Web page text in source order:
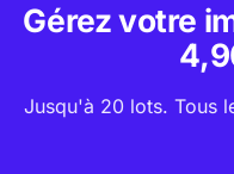
Gérez votre
Jusqu'à 20 lots. Tous